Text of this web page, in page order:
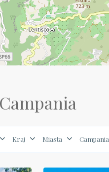
Kraj Miasta Campania